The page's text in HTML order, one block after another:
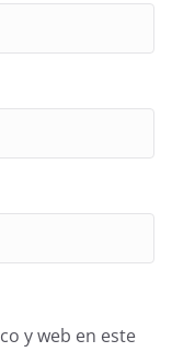
y web en este